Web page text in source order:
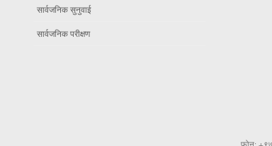
सार्वजनिक सुनुवाई
सार्वजनिक परीक्षण